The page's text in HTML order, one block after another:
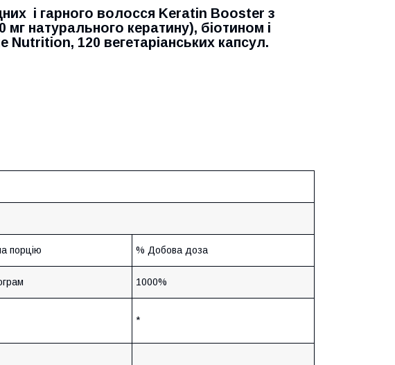
і гарного волосся Keratin Booster з
мг натурального кератину), біотином і
120 вегетаріанських капсул.
порцію % Добова доза
1000%
*